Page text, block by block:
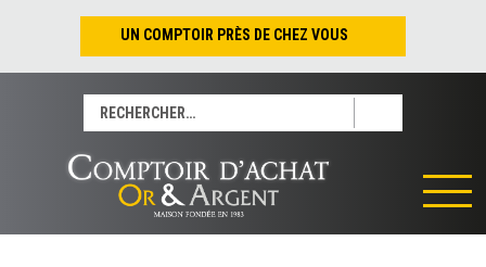
UN COMPTOIR PRÈS DE CHEZ VOUS
Nantes – Jean-Jacques Rousseau
Nantes – Saint-Pierre
Tours
La Rochelle
La Roche/Yon
Rechercher :